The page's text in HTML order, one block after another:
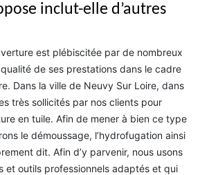
inclut-elle d’autres
est plébiscitée par de nombreux
de ses prestations dans le cadre
Dans la ville de Neuvy Sur Loire, dans
très sollicités par nos clients pour
en tuile. Afin de mener à bien ce type
le démoussage, l’hydrofugation ainsi
dit. Afin d’y parvenir, nous usons
et outils professionnels adaptés et qui